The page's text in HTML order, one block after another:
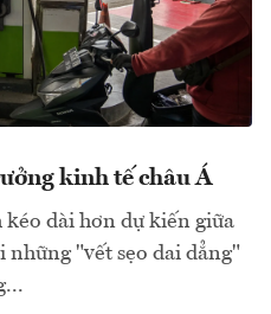
kinh tế châu Á
dài hơn dự kiến giữa
những "vết sẹo dai dẳng"